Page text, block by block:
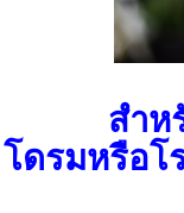
สำห
โดรมหรือโ